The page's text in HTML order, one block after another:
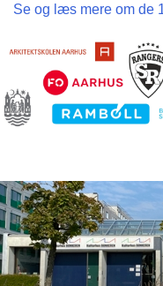
Se og læs mere om de